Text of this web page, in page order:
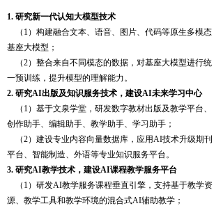
1. 研究新一代认知大模型技术
（ 1）构建融合文本、语音、图片、代码等原生多模态
基座大模型；
（2）整合来自不同模态的数据，对基座大模型进行统
一预训练，提升模型的理解能力。
2. 研究AI出版及知识服务技术，建设AI未来学习中心
（ 1）基于文泉学堂，研发数字教材出版及教学平台、
创作助手、编辑助手、教学助手、学习助手；
（2）建设专业内容向量数据库，应用AI技术升级期刊
平台、智能制造、外语等专业知识服务平台。
3. 研究AI教学技术，建设AI课程教学服务平台
（ 1）研发AI教学服务课程垂直引擎，支持基于教学资
源、教学工具和教学环境的混合式AI辅助教学；